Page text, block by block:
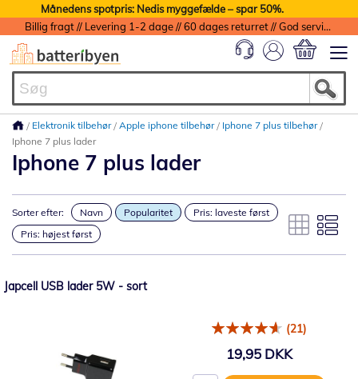
Månedens spotpris: Nedis myggefælde – spar 50%.
Billig fragt // Levering 1-2 dage // 60 dages returret // God service med garanti
Elektronik tilbehør Apple iphone tilbehør
Iphone 7 plus tilbehør
Iphone 7 plus lader
Iphone 7 plus lader
Sorter efter: Navn Popularitet
Pris: laveste først
Pris: højest først
Japcell USB lader 5W - sort
(21)
19,95 DKK